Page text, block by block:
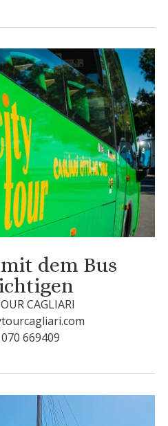
dem Bus
CAGLIARI
669409